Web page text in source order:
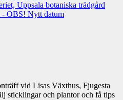
Uppsala botaniska trädgård
- OBS! Nytt datum
vid Lisas Växthus, Fjugesta
sticklingar och plantor och få tips